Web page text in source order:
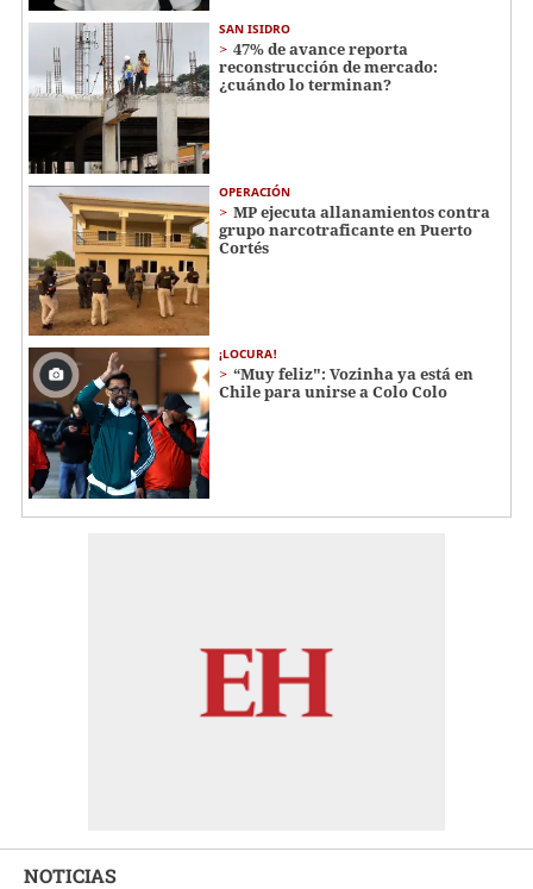
SAN ISIDRO
47% de avance reporta
reconstrucción de mercado:
¿cuándo lo terminan?
OPERACIÓN
MP ejecuta allanamientos contra
grupo narcotraficante en Puerto
Cortés
¡LOCURA!
“Muy feliz": Vozinha ya está en
Chile para unirse a Colo Colo
NOTICIAS